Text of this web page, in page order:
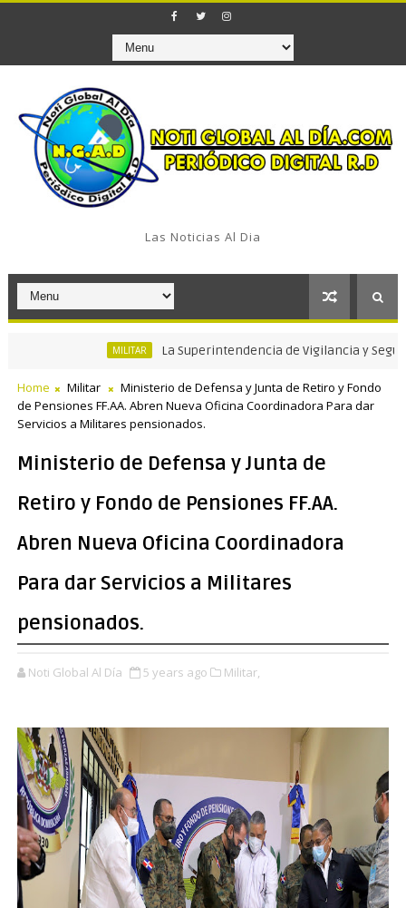
Las Noticias Al Dia
La Superintendencia de Vigilancia y Seguridad
Home Militar
Ministerio de Defensa y Junta de Retiro y Fondo
de Pensiones FF.AA. Abren Nueva Oficina Coordinadora Para dar
Servicios a Militares pensionados.
Ministerio de Defensa y Junta de
Retiro y Fondo de Pensiones FF.AA.
Abren Nueva Oficina Coordinadora
Para dar Servicios a Militares
pensionados.
Noti Global Al Día 5 years ago Militar,